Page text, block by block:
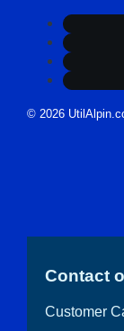
© 2026
Contact
Customer